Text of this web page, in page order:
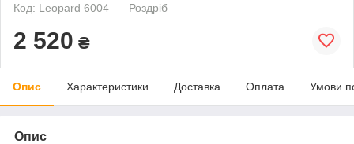
Код: Leopard 6004
Роздріб
2 520 ₴
Опис Характеристики Доставка Оплата Умови
Опис